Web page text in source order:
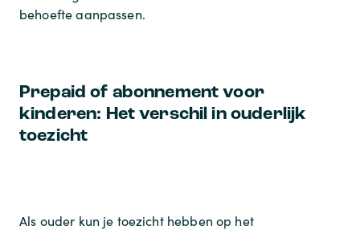
behoefte aanpassen.
Prepaid of abonnement voor
kinderen: Het verschil in ouderlijk
toezicht
Als ouder kun je toezicht hebben op het